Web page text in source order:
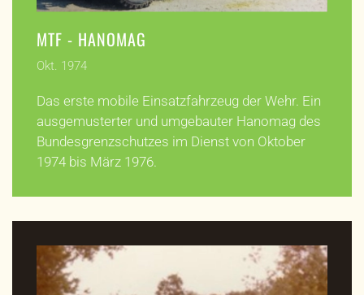
MTF - HANOMAG
Okt. 1974
Das erste mobile Einsatzfahrzeug der Wehr. Ein
ausgemusterter und umgebauter Hanomag des
Bundesgrenzschutzes im Dienst von Oktober
1974 bis März 1976.